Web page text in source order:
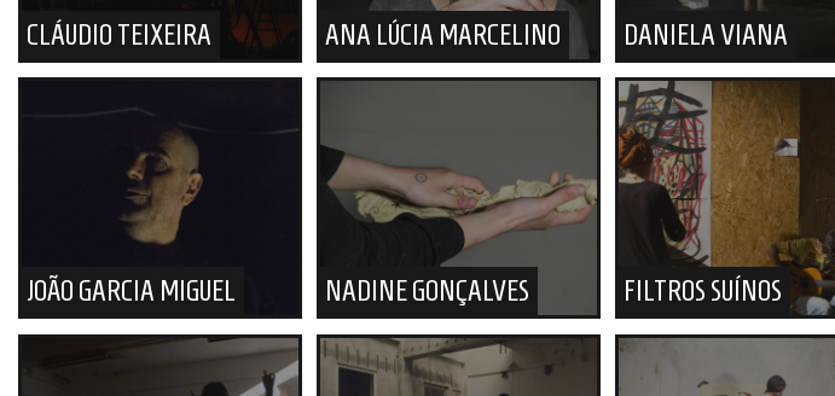
CLÁUDIO TEIXEIRA ANA LÚCIA MARCELINO DANIELA VIANA
JOÃO GARCIA MIGUEL NADINE GONÇALVES FILTROS SUÍNOS